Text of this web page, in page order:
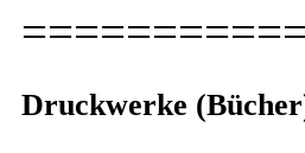
Druckwerke